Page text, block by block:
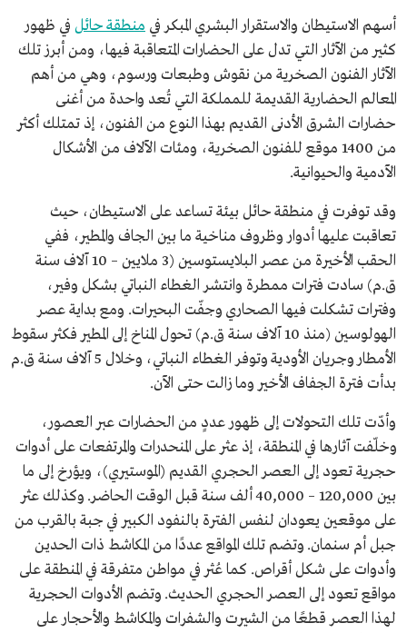
أسهم الاستيطان والاستقرار البشري المبكر في منطقة حائل في ظهور
كثير من الآثار التي تدل على الحضارات المتعاقبة فيها، ومن أبرز تلك
الآثار الفنون الصخرية من نقوش وطبعات ورسوم، وهي من أهم
المعالم الحضارية القديمة للمملكة التي تُعد واحدة من أغنى
حضارات الشرق الأدنى القديم بهذا النوع من الفنون، إذ تمتلك أكثر
من 1400 موقع للفنون الصخرية، ومئات الآلاف من الأشكال
الآدمية والحيوانية.
وقد توفرت في منطقة حائل بيئة تساعد على الاستيطان، حيث
تعاقبت عليها أدوار وظروف مناخية ما بين الجاف والمطير، ففي
الحقب الأخيرة من عصر البلايستوسين (3 ملايين – 10 آلاف سنة
ق.م) سادت فترات ممطرة وانتشر الغطاء النباتي بشكل وفير،
وفترات تشكلت فيها الصحاري وجفّت البحيرات. ومع بداية عصر
الهولوسين (منذ 10 آلاف سنة ق.م) تحول المناخ إلى المطير فكثر سقوط
الأمطار وجريان الأودية وتوفر الغطاء النباتي، وخلال 5 آلاف سنة ق.م
بدأت فترة الجفاف الأخير وما زالت حتى الآن.
وأدّت تلك التحولات إلى ظهور عددٍ من الحضارات عبر العصور،
وخلّفت آثارها في المنطقة، إذ عثر على المنحدرات والمرتفعات على أدوات
حجرية تعود إلى العصر الحجري القديم (الموستيري)، ويؤرخ إلى ما
بين 120,000 – 40,000 ألف سنة قبل الوقت الحاضر. وكذلك عثر
على موقعين يعودان لنفس الفترة بالنفود الكبير في جبة بالقرب من
جبل أم سنمان. وتضم تلك المواقع عددًا من المكاشط ذات الحدين
وأدوات على شكل أقراص. كما عُثر في مواطن متفرقة في المنطقة على
مواقع تعود إلى العصر الحجري الحديث. وتضم الأدوات الحجرية
لهذا العصر قطعًا من الشيرت والشفرات والمكاشط والأحجار على